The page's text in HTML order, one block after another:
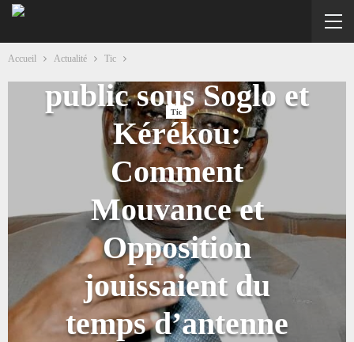
Accueil Actualité Tic
Tic
Médias du service
public sous Soglo et
Kérékou:
Comment
Mouvance et
Opposition
jouissaient du
temps d’antenne